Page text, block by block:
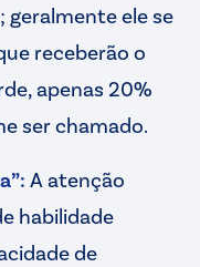
geralmente ele se
receberão o
apenas 20%
ser chamado.
A atenção
habilidade
de